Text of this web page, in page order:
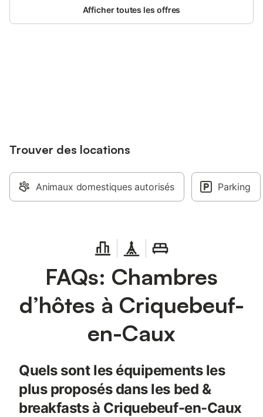
Afficher toutes les offres
Trouver des locations
Animaux domestiques autorisés Parking
FAQs: Chambres
d’hôtes à Criquebeuf-
en-Caux
Quels sont les équipements les
plus proposés dans les bed &
breakfasts à Criquebeuf-en-Caux